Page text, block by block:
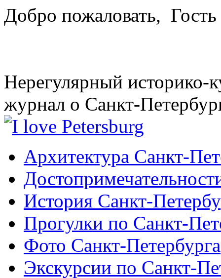
Добро пожаловать, Гость
Нерегулярный историко-
журнал о Санкт-
Архитектура Санкт-
История Санкт-
Прогулки по Санкт-
Фото Санкт-Петербурга
Экскурсии по Санкт-